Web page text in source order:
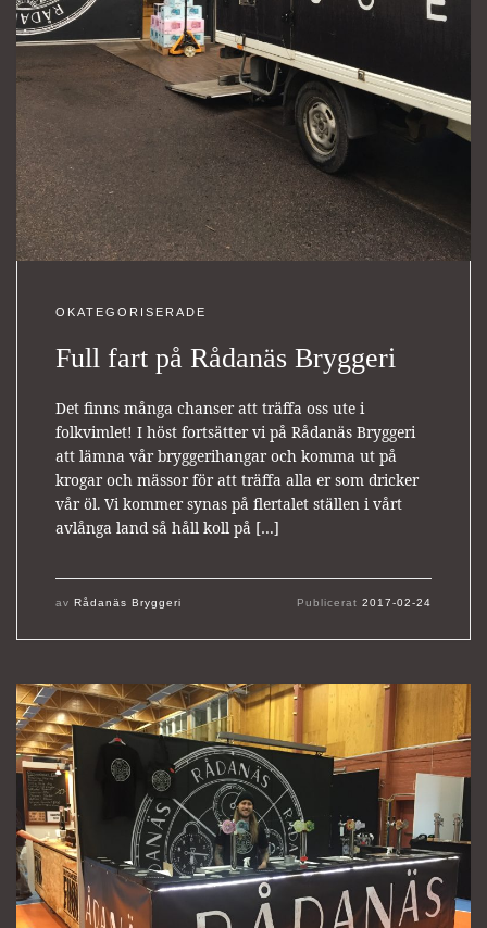
OKATEGORISERADE
Full fart på Rådanäs Bryggeri
Det finns många chanser att träffa oss ute i
folkvimlet! I höst fortsätter vi på Rådanäs Bryggeri
att lämna vår bryggerihangar och komma ut på
krogar och mässor för att träffa alla er som dricker
vår öl. Vi kommer synas på flertalet ställen i vårt
avlånga land så håll koll på […]
av Rådanäs Bryggeri Publicerat2017-02-24